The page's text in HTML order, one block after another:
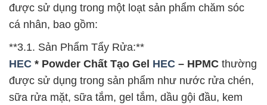
được sử dụng trong một loạt sản phẩm chăm sóc
cá nhân, bao gồm:
**3.1. Sản Phẩm Tẩy Rửa:**
HEC * Powder Chất Tạo Gel HEC – HPMC thường
được sử dụng trong sản phẩm như nước rửa chén,
sữa rửa mặt, sữa tắm, gel tắm, dầu gội đầu, kem